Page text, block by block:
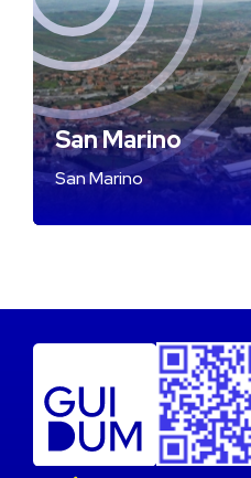
San Marino
San Marino